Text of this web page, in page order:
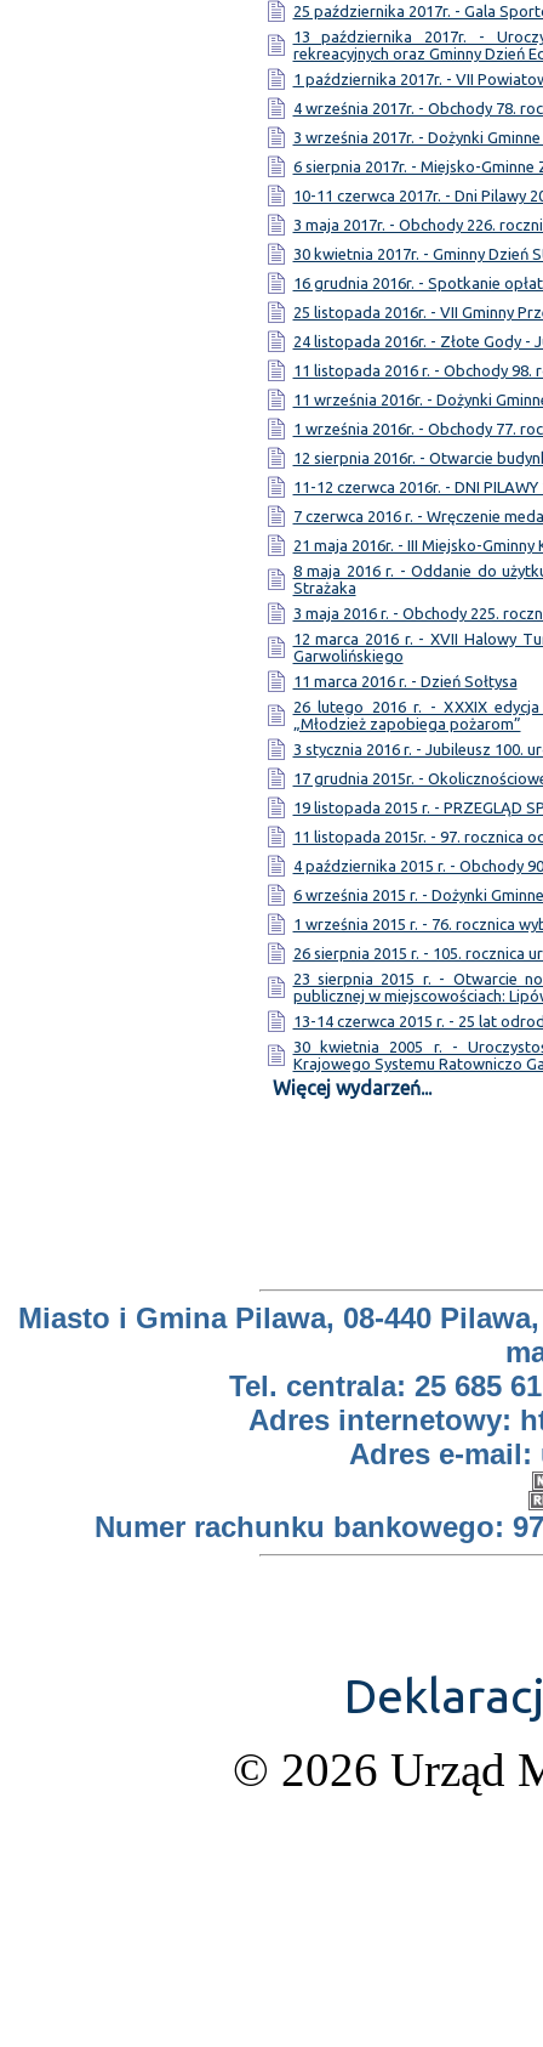
25 października 2017r. - Gala
13 października 2017r. -
rekreacyjnych oraz Gminny Dzień
1 października 2017r. - VII
4 września 2017r. - Obchody 78.
3 września 2017r. - Dożynki
6 sierpnia 2017r. - Miejsko-
10-11 czerwca 2017r. - Dni Pilawy
3 maja 2017r. - Obchody 226.
30 kwietnia 2017r. - Gminny Dzień
16 grudnia 2016r. - Spotkanie
25 listopada 2016r. - VII Gminny
24 listopada 2016r. - Złote Gody -
11 listopada 2016 r. - Obchody 98.
11 września 2016r. - Dożynki
1 września 2016r. - Obchody 77.
12 sierpnia 2016r. - Otwarcie
11-12 czerwca 2016r. - DNI PILAWY
7 czerwca 2016 r. - Wręczenie
21 maja 2016r. - III Miejsko-
8 maja 2016 r. - Oddanie do
Strażaka
3 maja 2016 r. - Obchody 225.
12 marca 2016 r. - XVII Halowy
Garwolińskiego
11 marca 2016 r. - Dzień Sołtysa
26 lutego 2016 r. - XXXIX
„Młodzież zapobiega pożarom”
3 stycznia 2016 r. - Jubileusz 100.
17 grudnia 2015r. -
19 listopada 2015 r. - PRZEGLĄD
11 listopada 2015r. - 97. rocznica
4 października 2015 r. - Obchody
6 września 2015 r. - Dożynki
1 września 2015 r. - 76. rocznica
26 sierpnia 2015 r. - 105. rocznica
23 sierpnia 2015 r. - Otwarcie
publicznej w miejscowościach:
13-14 czerwca 2015 r. - 25 lat
30 kwietnia 2005 r. -
Krajowego Systemu Ratowniczo
Więcej wydarzeń...
Miasto i Gmina Pilawa, 08-440
Tel. centrala: 25 685
Adres internetowy:
Adres e-mail:
Numer rachunku bankowego: 97
© 2026 Urząd